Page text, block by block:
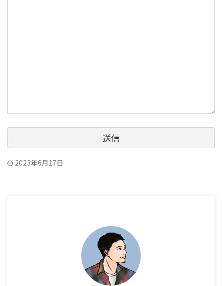
2023年6月17日